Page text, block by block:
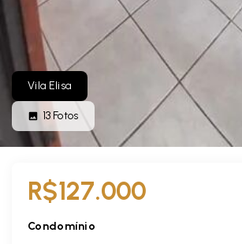
Vila Elisa
13 Fotos
R$127.000
Condomínio